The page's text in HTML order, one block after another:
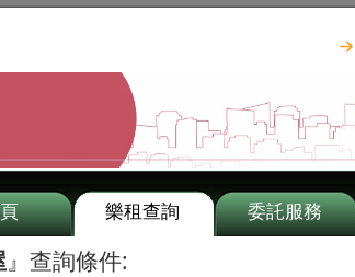
樂租查詢 委託服務
』查詢條件: